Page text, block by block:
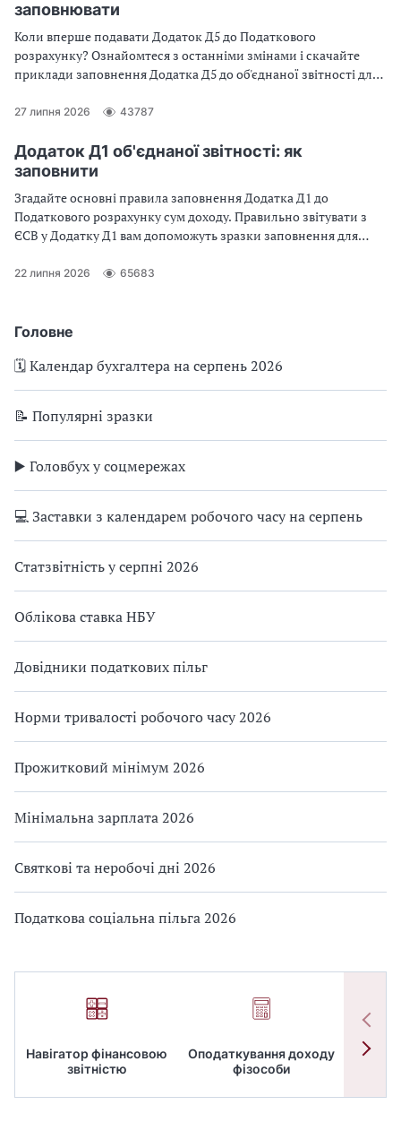
Головне
🗓️ Календар бухгалтера на серпень 2026
📝 Популярні зразки
▶️ Головбух у соцмережах
💻 Заставки з календарем робочого часу на серпень
Статзвітність у серпні 2026
Облікова ставка НБУ
Довідники податкових пільг
Норми тривалості робочого часу 2026
Прожитковий мінімум 2026
Мінімальна зарплата 2026
Святкові та неробочі дні 2026
Податкова соціальна пільга 2026
Навігатор фінансовою
звітністю
Оподаткування доходу
фізособи
заповнювати
Коли вперше подавати Додаток Д5 до Податкового
розрахунку? Ознайомтеся з останніми змінами і скачайте
приклади заповнення Додатка Д5 до об'єднаної звітності для
27 липня 2026 43787
Додаток Д1 об'єднаної звітності: як
заповнити
Згадайте основні правила заповнення Додатка Д1 до
Податкового розрахунку сум доходу. Правильно звітувати з
ЄСВ у Додатку Д1 вам допоможуть зразки заповнення для
22 липня 2026 65683